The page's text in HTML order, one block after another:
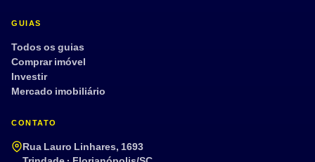
GUIAS
Todos os guias
Comprar imóvel
Investir
Mercado imobiliário
CONTATO
Rua Lauro Linhares, 1693